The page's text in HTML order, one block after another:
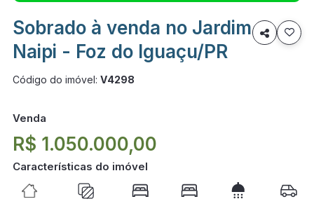
Sobrado à venda no Jardim
Naipi - Foz do Iguaçu/PR

Código do imóvel: V4298
Venda
R$ 1.050.000,00
Características do imóvel